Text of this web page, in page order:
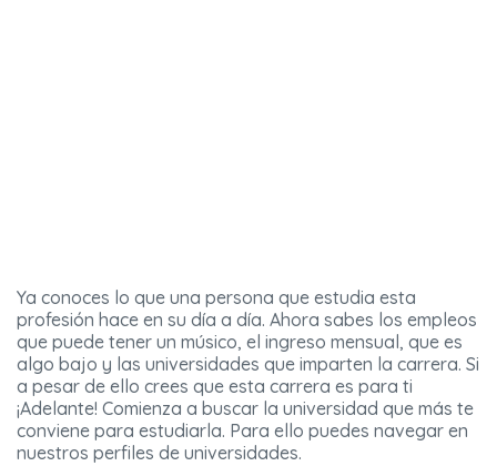
Ya conoces lo que una persona que estudia esta
profesión hace en su día a día. Ahora sabes los empleos
que puede tener un músico, el ingreso mensual, que es
algo bajo y las universidades que imparten la carrera. Si
a pesar de ello crees que esta carrera es para ti
¡Adelante! Comienza a buscar la universidad que más te
conviene para estudiarla. Para ello puedes navegar en
nuestros perfiles de universidades.